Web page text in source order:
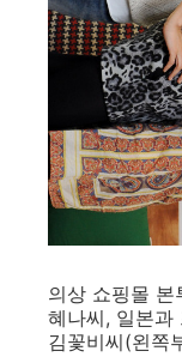
의상 쇼핑몰 본
혜나씨, 일본과
김꽃비씨(왼쪽